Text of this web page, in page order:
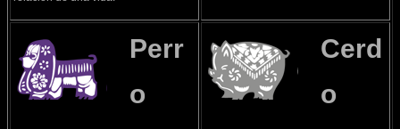
Perr
o
Cerd
o